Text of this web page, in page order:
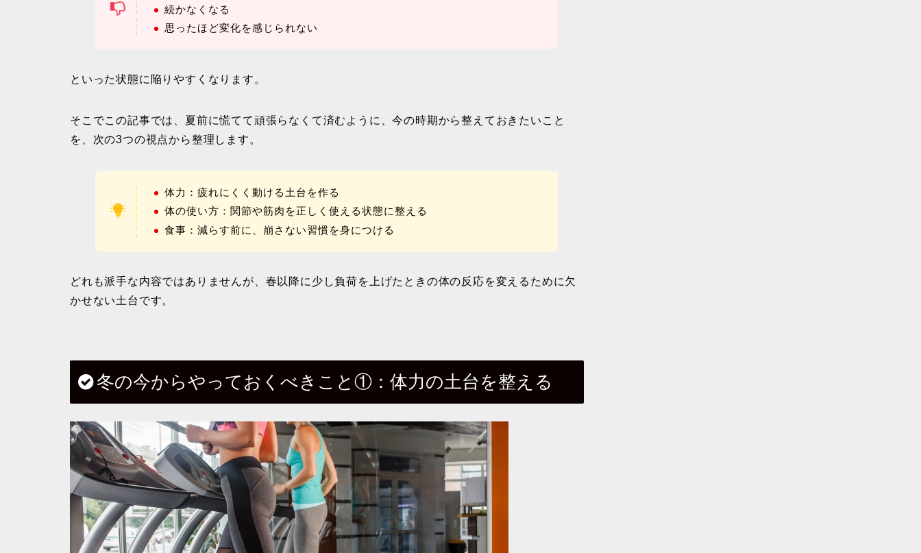
続かなくなる
思ったほど変化を感じられない
といった状態に陥りやすくなります。
そこでこの記事では、 夏前に慌てて頑張らなくて済むように、今の時期から整えておきたいこと
を、次の3つの視点から整理します。
体力：疲れにくく動ける土台を作る
体の使い方：関節や筋肉を正しく使える状態に整える
食事：減らす前に、崩さない習慣を身につける
どれも派手な内容ではありませんが、 春以降に少し負荷を上げたときの体の反応を変えるために欠
かせない土台 です。
冬の今からやっておくべきこと①：体力の土台を整える